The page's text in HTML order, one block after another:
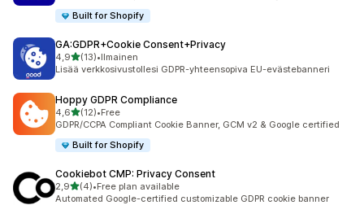
Built for Shopify
GA:GDPR+Cookie Consent+Privacy
4,9/ 5 tähteä
(13)
13 arvostelua yhteensä
•Ilmainen
Lisää verkkosivustollesi GDPR-yhteensopiva EU-evästebanneri
Hoppy GDPR Compliance
4,6/ 5 tähteä
(12)
12 arvostelua yhteensä
•Free
GDPR/CCPA Compliant Cookie Banner, GCM v2 & Google certified
Built for Shopify
Cookiebot CMP: Privacy Consent
2,9/ 5 tähteä
(4)
4 arvostelua yhteensä
•Free plan available
Automated Google-certified customizable GDPR cookie banner